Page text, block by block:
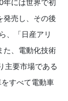
年には世界で初
発売し、その後
、「日産アリ
た、電動化技術
主要市場である
すべて電動車